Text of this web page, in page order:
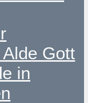
Gott
in